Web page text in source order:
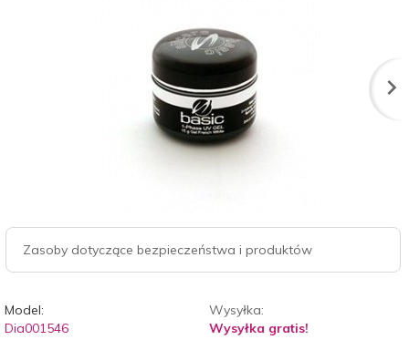
Zasoby dotyczące bezpieczeństwa i produktów
Model:
Dia001546
Wysyłka:
Wysyłka gratis!